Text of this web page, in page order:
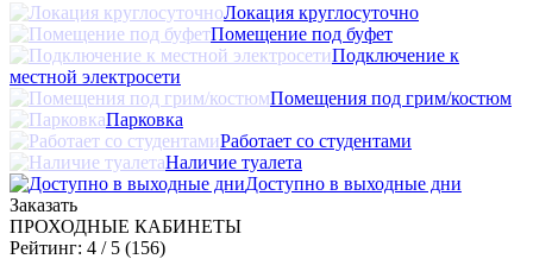
Локация круглосуточно
Помещение под буфет
Подключение к
местной электросети
Помещения под грим/костюм
Парковка
Работает со студентами
Наличие туалета
Доступно в выходные дни
Заказать
ПРОХОДНЫЕ КАБИНЕТЫ
Рейтинг: 4 / 5 (156)